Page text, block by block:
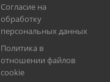
Согласие на
обработку
персональных данных
Политика в
отношении файлов
cookie